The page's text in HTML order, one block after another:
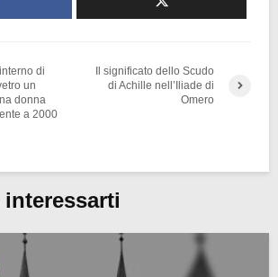
di
un
donna
a 2000
Il significato dello Scudo
di Achille nell’Iliade di
Omero